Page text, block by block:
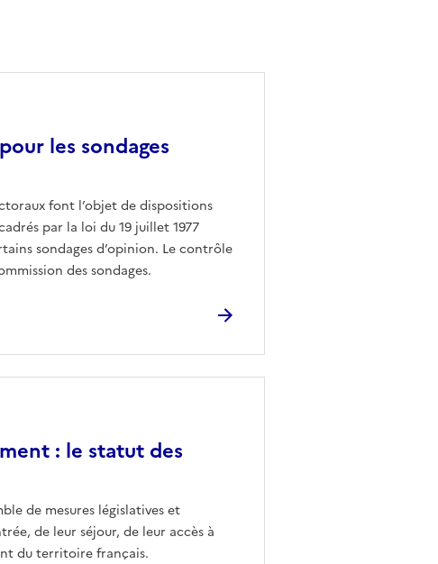
les sondages
font l’objet de dispositions
par la loi du 19 juillet 1977
sondages d’opinion. Le contrôle
des sondages.
: le statut des
de mesures législatives et
de leur séjour, de leur accès à
du territoire français.